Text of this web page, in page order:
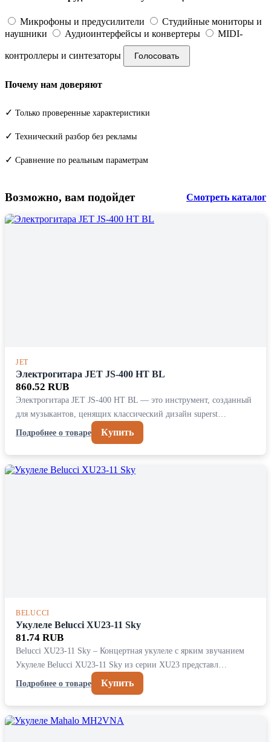
Микрофоны и предусилители
Студийные мониторы и
наушники
Аудиоинтерфейсы и конвертеры MIDI-
контроллеры и синтезаторы Голосовать
Почему нам доверяют
✓ Только проверенные характеристики
✓ Технический разбор без рекламы
✓ Сравнение по реальным параметрам
Возможно, вам подойдет Смотреть каталог
JET
Электрогитара JET JS-400 HT BL
860.52 RUB
Электрогитара JET JS-400 HT BL — это инструмент, созданный
для музыкантов, ценящих классический дизайн superst…
Подробнее о товаре
Купить
BELUCCI
Укулеле Belucci XU23-11 Sky
81.74 RUB
Belucci XU23-11 Sky – Концертная укулеле с ярким звучанием
Укулеле Belucci XU23-11 Sky из серии XU23 представл…
Подробнее о товаре
Купить